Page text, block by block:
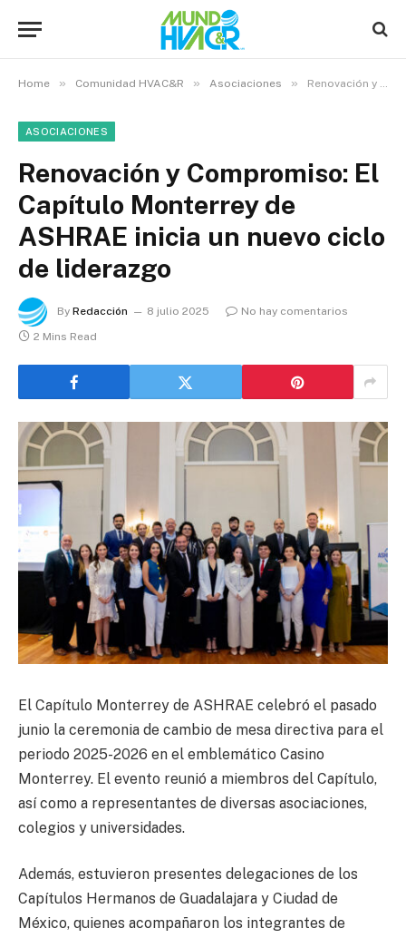
Home » Comunidad HVAC&R » Asociaciones » Renovación y Compromiso: El Capítulo Monterrey de ASHRAE inicia un nuevo ciclo de liderazgo
ASOCIACIONES
Renovación y Compromiso: El
Capítulo Monterrey de
ASHRAE inicia un nuevo ciclo
de liderazgo
By Redacción 8 julio 2025
No hay comentarios
2 Mins Read
El Capítulo Monterrey de ASHRAE celebró el pasado
junio la ceremonia de cambio de mesa directiva para el
periodo 2025-2026 en el emblemático Casino
Monterrey. El evento reunió a miembros del Capítulo,
así como a representantes de diversas asociaciones,
colegios y universidades.
Además, estuvieron presentes delegaciones de los
Capítulos Hermanos de Guadalajara y Ciudad de
México, quienes acompañaron los integrantes de